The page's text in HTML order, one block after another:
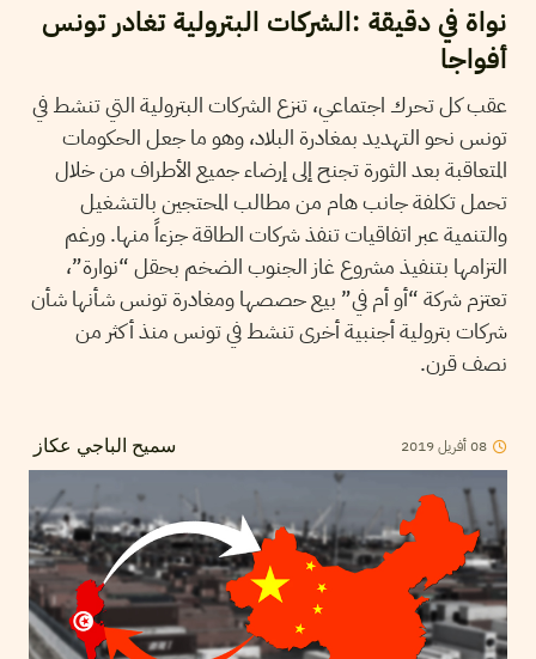
نواة في دقيقة :الشركات البترولية تغادر تونس
أفواجا
عقب كل تحرك اجتماعي، تنزع الشركات البترولية التي تنشط في
تونس نحو التهديد بمغادرة البلاد، وهو ما جعل الحكومات
المتعاقبة بعد الثورة تجنح إلى إرضاء جميع الأطراف من خلال
تحمل تكلفة جانب هام من مطالب المحتجين بالتشغيل
والتنمية عبر اتفاقيات تنفذ شركات الطاقة جزءاً منها. ورغم
التزامها بتنفيذ مشروع غاز الجنوب الضخم بحقل “نوارة”،
تعتزم شركة “أو أم في” بيع حصصها ومغادرة تونس شأنها شأن
شركات بترولية أجنبية أخرى تنشط في تونس منذ أكثر من
نصف قرن.
سميح الباجي عكاز 08أفريل2019